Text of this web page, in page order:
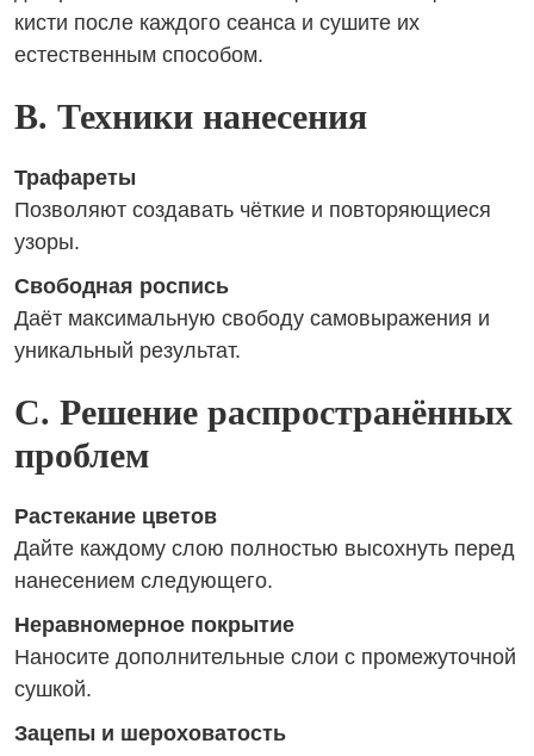
кисти после каждого сеанса и сушите их
естественным способом.
B. Техники нанесения
Трафареты
Позволяют создавать чёткие и повторяющиеся
узоры.
Свободная роспись
Даёт максимальную свободу самовыражения и
уникальный результат.
C. Решение распространённых
проблем
Растекание цветов
Дайте каждому слою полностью высохнуть перед
нанесением следующего.
Неравномерное покрытие
Наносите дополнительные слои с промежуточной
сушкой.
Зацепы и шероховатость